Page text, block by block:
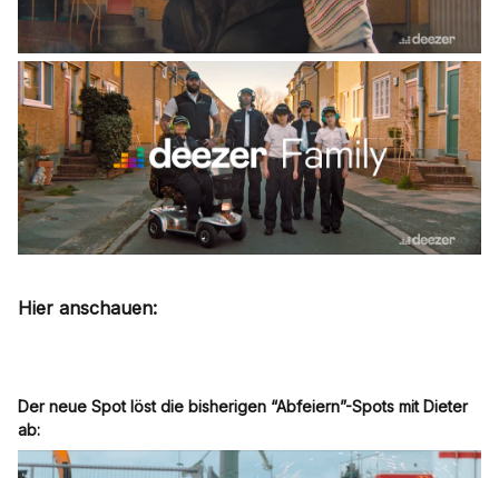
Hier anschauen:
Der neue Spot löst die bisherigen “Abfeiern”-Spots mit Dieter
ab: